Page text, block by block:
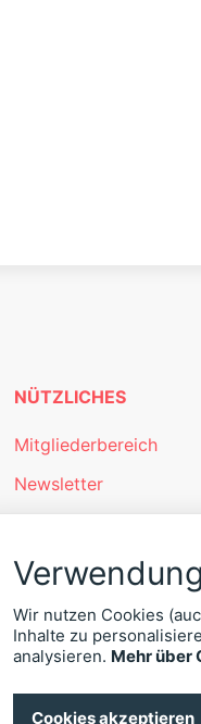
NÜTZLICHES
Mitgliederbereich
Newsletter
Wir nutzen Cookies
Inhalte zu
analysieren. Mehr über
Cookies akzeptieren